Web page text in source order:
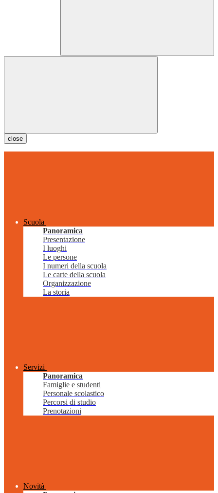
close
Scuola
Panoramica
Presentazione
I luoghi
Le persone
I numeri della scuola
Le carte della scuola
Organizzazione
La storia
Servizi
Panoramica
Famiglie e studenti
Personale scolastico
Percorsi di studio
Prenotazioni
Novità